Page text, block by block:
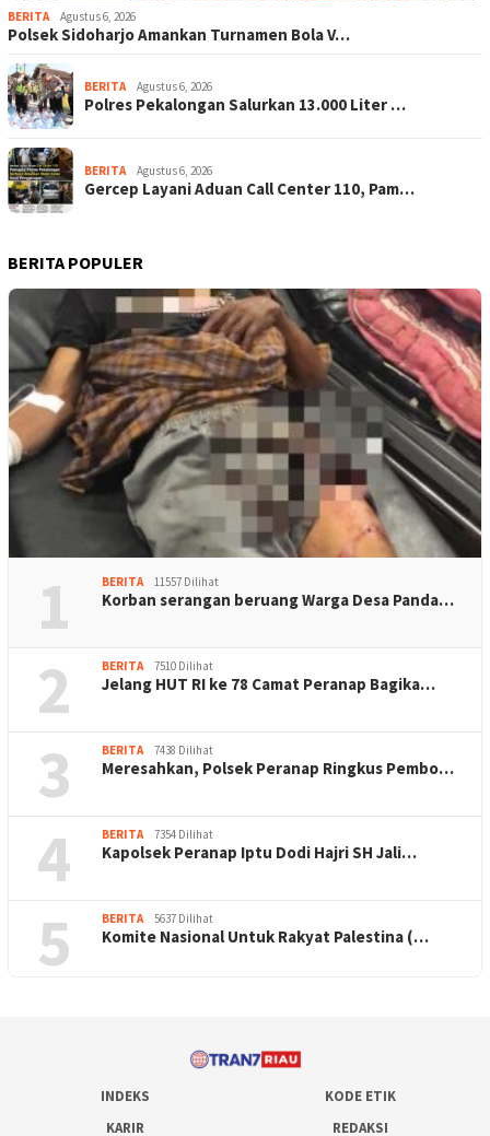
BERITA Agustus 6, 2026
Polsek Sidoharjo Amankan Turnamen Bola V…
BERITA Agustus 6, 2026
Polres Pekalongan Salurkan 13.000 Liter …
BERITA Agustus 6, 2026
Gercep Layani Aduan Call Center 110, Pam…
BERITA POPULER
1 BERITA 11557 Dilihat
Korban serangan beruang Warga Desa Panda…
2 BERITA 7510 Dilihat
Jelang HUT RI ke 78 Camat Peranap Bagika…
3 BERITA 7438 Dilihat
Meresahkan, Polsek Peranap Ringkus Pembo…
4 BERITA 7354 Dilihat
Kapolsek Peranap Iptu Dodi Hajri SH Jali…
5 BERITA 5637 Dilihat
Komite Nasional Untuk Rakyat Palestina (…
INDEKS
KODE ETIK
KARIR
REDAKSI